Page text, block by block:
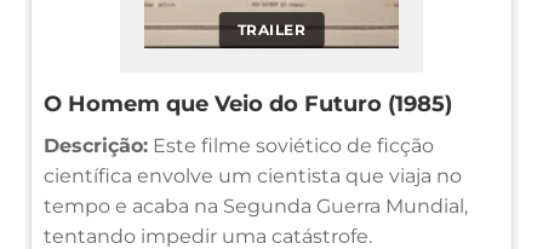
TRAILER
O Homem que Veio do Futuro (1985)
Descrição: Este filme soviético de ficção
científica envolve um cientista que viaja no
tempo e acaba na Segunda Guerra Mundial,
tentando impedir uma catástrofe.